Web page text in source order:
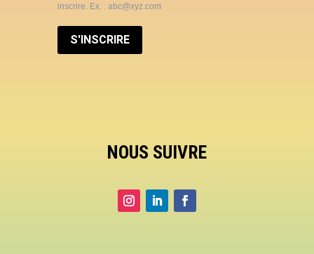
inscrire. Ex. : abc@xyz.com
S'INSCRIRE
NOUS SUIVRE